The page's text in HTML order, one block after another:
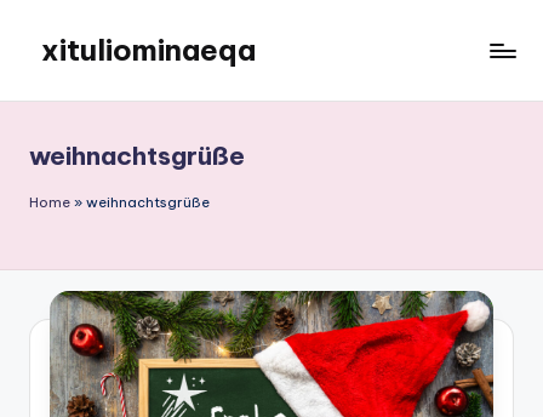
content
xituliominaeqa
weihnachtsgrüße
Home » weihnachtsgrüße